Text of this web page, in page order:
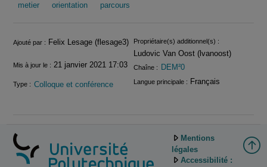
metier
orientation parcours
Informations
Ajouté par : Felix Lesage (flesage3) Propriétaire(s) additionnel(s) :
Ludovic Van Oost (lvanoost)
Mis à jour le : 21 janvier 2021 17:03 Chaîne : DEM²0
Type : Colloque et conférence Langue principale : Français
Mentions
légales
Accessibilité :